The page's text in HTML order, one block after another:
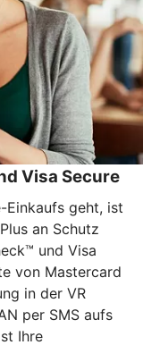
Visa Secure
Einkaufs geht, ist
an Schutz
und Visa
von Mastercard
in der VR
per SMS aufs
Ihre